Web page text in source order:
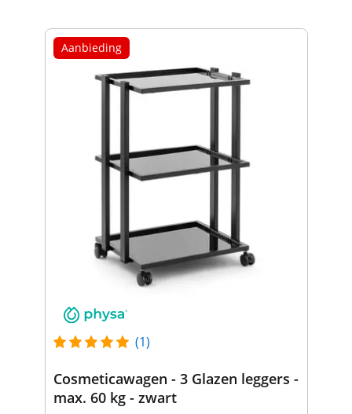
Aanbieding
(1)
Cosmeticawagen - 3 Glazen leggers -
max. 60 kg - zwart